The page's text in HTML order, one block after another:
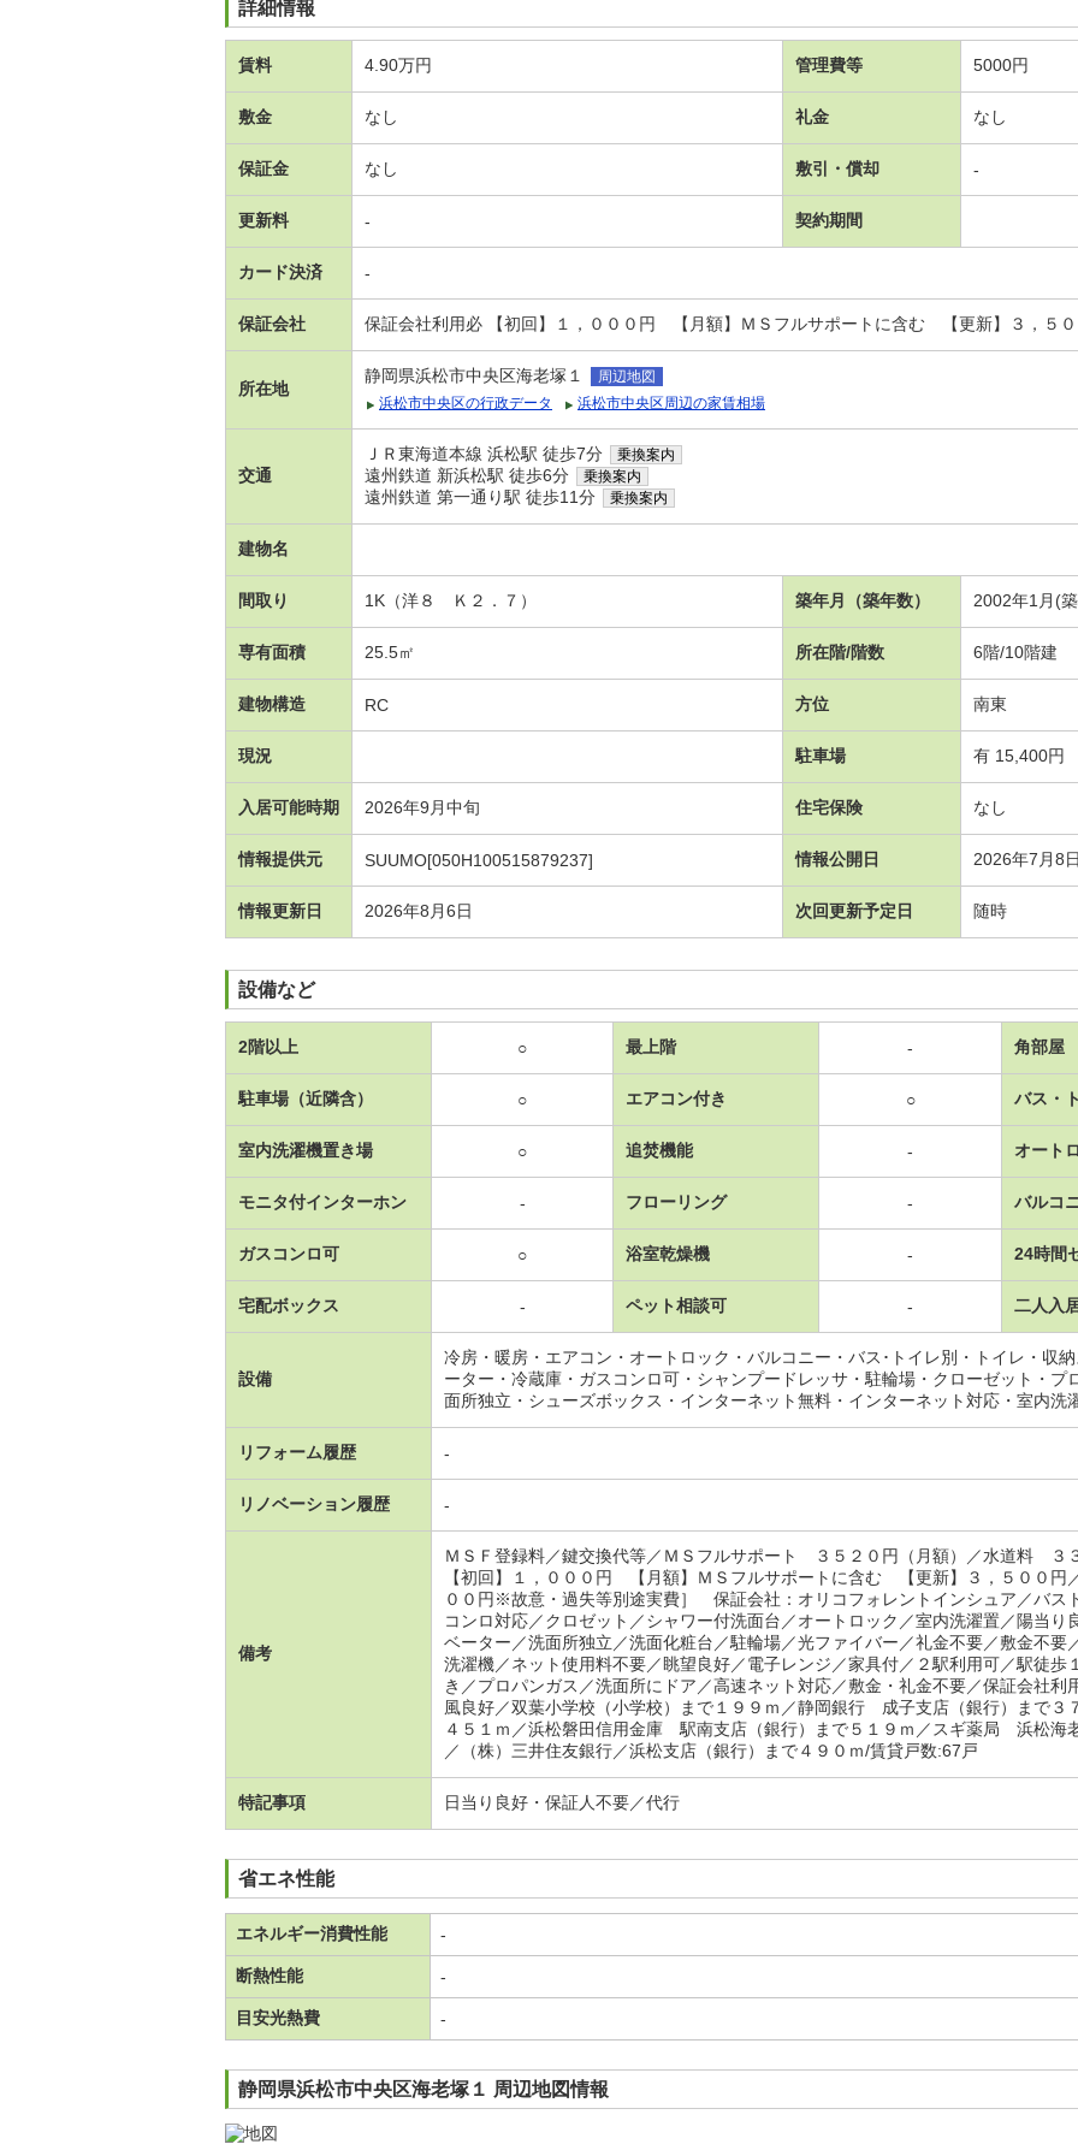
詳細情報
賃料 4.90万円 管理費等 5000円
敷金 なし 礼金 なし
保証金 なし 敷引・償却 -
更新料 - 契約期間
カード決済 -
保証会社 保証会社利用必 【初回】１，０００円 【月額】ＭＳフルサポートに含む 【更新】３，５
所在地
静岡県浜松市中央区海老塚１
周辺地図
浜松市中央区の行政データ
浜松市中央区周辺の家賃相場
交通
ＪＲ東海道本線 浜松駅 徒歩7分 乗換案内
遠州鉄道 新浜松駅 徒歩6分 乗換案内
遠州鉄道 第一通り駅 徒歩11分 乗換案内
建物名
間取り 1K（洋８ Ｋ２．７） 築年月（築年数） 2002年1月(
専有面積 25.5㎡ 所在階/階数 6階/10階建
建物構造 RC 方位 南東
現況 駐車場 有 15,400円
入居可能時期 2026年9月中旬 住宅保険 なし
情報提供元 SUUMO[050H100515879237] 情報公開日 2026年7月8日
情報更新日 2026年8月6日 次回更新予定日 随時
設備など
2階以上 ○ 最上階 - 角部屋
駐車場（近隣含） ○ エアコン付き ○ バス・
室内洗濯機置き場 ○ 追焚機能 - オート
モニタ付インターホン - フローリング - バルコ
ガスコンロ可 ○ 浴室乾燥機 - 24時間
宅配ボックス - ペット相談可 - 二人入
設備
冷房・暖房・エアコン・オートロック・バルコニー・バス･トイレ別・トイレ・収
ーター・冷蔵庫・ガスコンロ可・シャンプードレッサ・駐輪場・クローゼット・プ
面所独立・シューズボックス・インターネット無料・インターネット対応・室内洗
リフォーム履歴 -
リノベーション履歴 -
備考
ＭＳＦ登録料／鍵交換代等／ＭＳフルサポート ３５２０円（月額）／水道料 ３
【初回】１，０００円 【月額】ＭＳフルサポートに含む 【更新】３，５００
００円※故意・過失等別途実費］ 保証会社：オリコフォレントインシュア／バス
コンロ対応／クロゼット／シャワー付洗面台／オートロック／室内洗濯置／陽当り
ベーター／洗面所独立／洗面化粧台／駐輪場／光ファイバー／礼金不要／敷金不要
洗濯機／ネット使用料不要／眺望良好／電子レンジ／家具付／２駅利用可／駅徒歩
き／プロパンガス／洗面所にドア／高速ネット対応／敷金・礼金不要／保証会社
風良好／双葉小学校（小学校）まで１９９ｍ／静岡銀行 成子支店（銀行）まで３
４５１ｍ／浜松磐田信用金庫 駅南支店（銀行）まで５１９ｍ／スギ薬局 浜松海
／（株）三井住友銀行／浜松支店（銀行）まで４９０ｍ/賃貸戸数:67戸
特記事項 日当り良好・保証人不要／代行
省エネ性能
エネルギー消費性能 -
断熱性能 -
目安光熱費 -
静岡県浜松市中央区海老塚１ 周辺地図情報